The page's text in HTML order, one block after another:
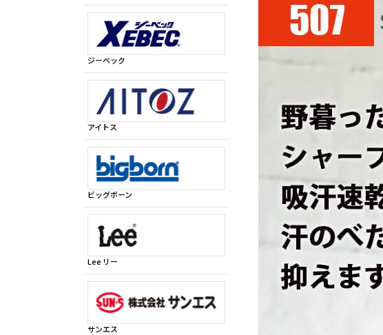
ジーベック
アイトス
ビッグボーン
Lee リー
サンエス